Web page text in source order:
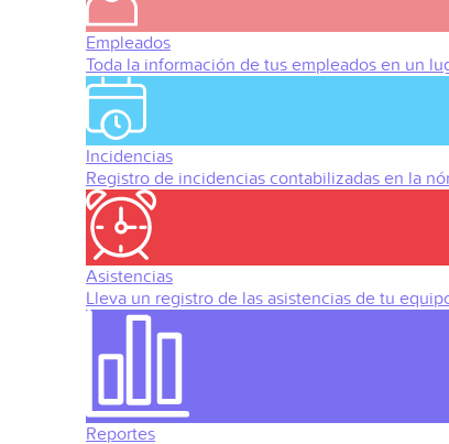
Empleados
Toda la información de tus empleados en un
Incidencias
Registro de incidencias contabilizadas en la
Asistencias
Lleva un registro de las asistencias de tu
Reportes